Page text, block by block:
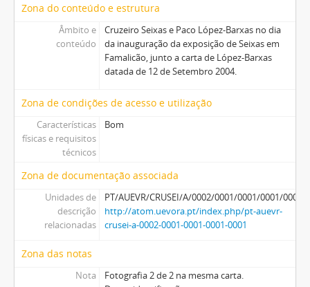
Zona do conteúdo e estrutura
Âmbito e
conteúdo
Cruzeiro Seixas e Paco López-Barxas no dia
da inauguração da exposição de Seixas em
Famalicão, junto a carta de López-Barxas
datada de 12 de Setembro 2004.
Zona de condições de acesso e utilização
Características
físicas e requisitos
técnicos
Bom
Zona de documentação associada
Unidades de
descrição
relacionadas
PT/AUEVR/CRUSEI/A/0002/0001/0001/0001/0001
http://atom.uevora.pt/index.php/pt-auevr-
crusei-a-0002-0001-0001-0001-0001
Zona das notas
Nota
Fotografia 2 de 2 na mesma carta.